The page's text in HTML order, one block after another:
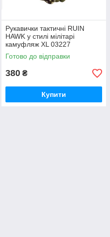
Рукавички тактичні RUIN
HAWK у стилі мілітарі
камуфляж XL 03227
Готово до відправки
380 ₴
Купити